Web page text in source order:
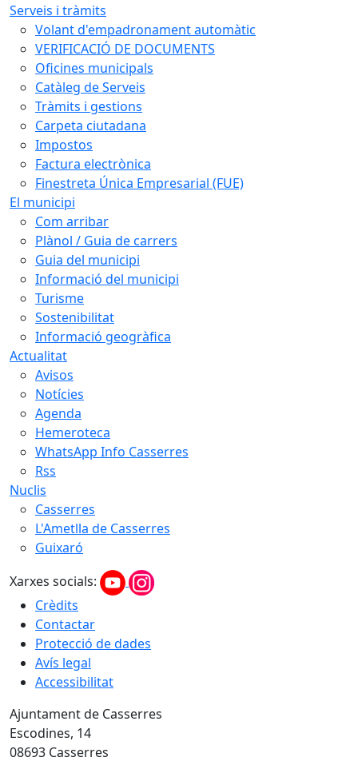
Serveis i tràmits
Volant d'empadronament automàtic
VERIFICACIÓ DE DOCUMENTS
Oficines municipals
Catàleg de Serveis
Tràmits i gestions
Carpeta ciutadana
Impostos
Factura electrònica
Finestreta Única Empresarial (FUE)
El municipi
Com arribar
Plànol / Guia de carrers
Guia del municipi
Informació del municipi
Turisme
Sostenibilitat
Informació geogràfica
Actualitat
Avisos
Notícies
Agenda
Hemeroteca
WhatsApp Info Casserres
Rss
Nuclis
Casserres
L'Ametlla de Casserres
Guixaró
Xarxes socials:
Crèdits
Contactar
Protecció de dades
Avís legal
Accessibilitat
Ajuntament de Casserres
Escodines, 14
08693 Casserres